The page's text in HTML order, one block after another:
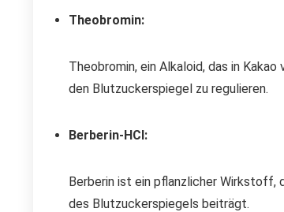
Theobromin:
Theobromin, ein Alkaloid, das in
den Blutzuckerspiegel zu regulieren.
Berberin-HCl:
Berberin ist ein pflanzlicher Wirkstoff,
des Blutzuckerspiegels beiträgt.